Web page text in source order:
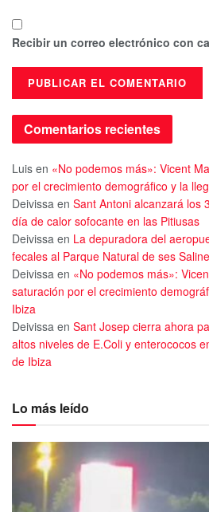
Recibir un correo electrónico con
Comentarios recientes
Luis en «No podemos más»: Vicent
por el crecimiento demográfico y la
Deivissa en Sant Antoni alcanzará los
día de calor sofocante en las Pitiusas
Deivissa en La depuradora del
fecales al Parque Natural de ses
Deivissa en «No podemos más»:
saturación por el crecimiento
Ibiza
Deivissa en Sant Josep cierra ahora
altos niveles de E.Coli y enterococos
de Ibiza
Lo más leído